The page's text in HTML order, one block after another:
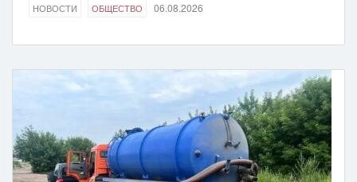
НОВОСТИ ОБЩЕСТВО 06.08.2026